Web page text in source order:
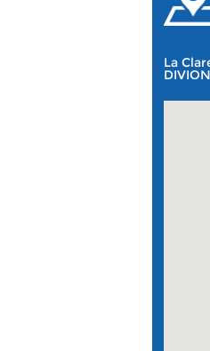
La
DIVION